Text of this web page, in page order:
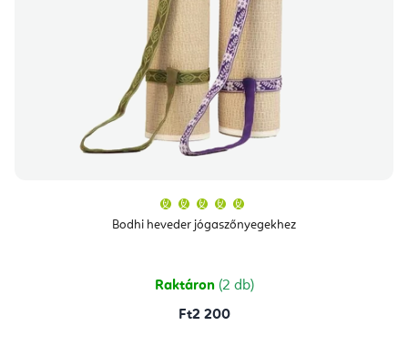
Bodhi heveder jógaszőnyegekhez
átlagos
értékelése
csillag.
Raktáron (2 db)
Ft2 200